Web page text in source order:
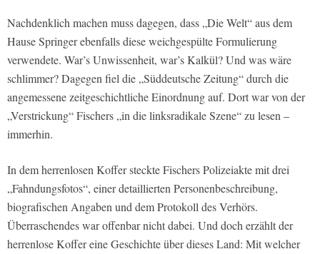
Nachdenklich machen muss dagegen, dass „Die Welt“ aus dem
Hause Springer ebenfalls diese weichgespülte Formulierung
verwendete. War’s Unwissenheit, war’s Kalkül? Und was wäre
schlimmer? Dagegen fiel die „Süddeutsche Zeitung“ durch die
angemessene zeitgeschichtliche Einordnung auf. Dort war von der
„Verstrickung“ Fischers „in die linksradikale Szene“ zu lesen –
immerhin.
In dem herrenlosen Koffer steckte Fischers Polizeiakte mit drei
„Fahndungsfotos“, einer detaillierten Personenbeschreibung,
biografischen Angaben und dem Protokoll des Verhörs.
Überraschendes war offenbar nicht dabei. Und doch erzählt der
herrenlose Koffer eine Geschichte über dieses Land: Mit welcher